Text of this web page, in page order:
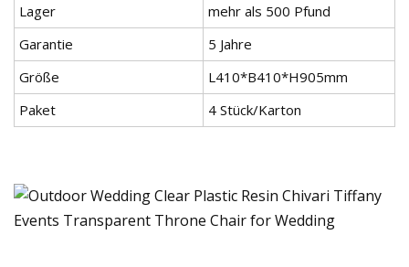
Lager
mehr als 500 Pfund
Garantie
5 Jahre
Größe
L410*B410*H905mm
Paket
4 Stück/Karton